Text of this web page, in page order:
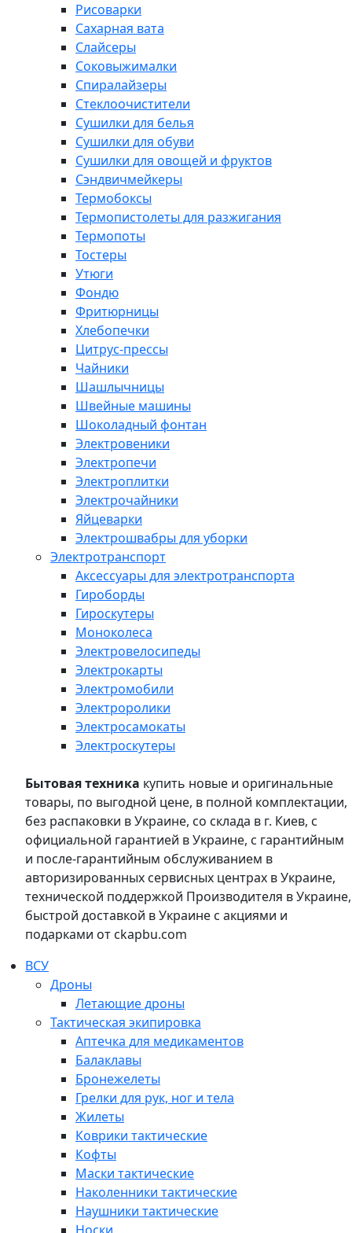
Рисоварки
Сахарная вата
Слайсеры
Соковыжималки
Спиралайзеры
Стеклоочистители
Сушилки для белья
Сушилки для обуви
Сушилки для овощей и фруктов
Сэндвичмейкеры
Термобоксы
Термопистолеты для разжигания
Термопоты
Тостеры
Утюги
Фондю
Фритюрницы
Хлебопечки
Цитрус-прессы
Чайники
Шашлычницы
Швейные машины
Шоколадный фонтан
Электровеники
Электропечи
Электроплитки
Электрочайники
Яйцеварки
Электрошвабры для уборки
Электротранспорт
Аксессуары для электротранспорта
Гироборды
Гироскутеры
Моноколеса
Электровелосипеды
Электрокарты
Электромобили
Электроролики
Электросамокаты
Электроскутеры
Бытовая техника купить новые и оригинальные
товары, по выгодной цене, в полной комплектации,
без распаковки в Украине, со склада в г. Киев, с
официальной гарантией в Украине, с гарантийным
и после-гарантийным обслуживанием в
авторизированных сервисных центрах в Украине,
технической поддержкой Производителя в Украине,
быстрой доставкой в Украине с акциями и
подарками от ckapbu.com
ВСУ
Дроны
Летающие дроны
Тактическая экипировка
Аптечка для медикаментов
Балаклавы
Бронежелеты
Грелки для рук, ног и тела
Жилеты
Коврики тактические
Кофты
Маски тактические
Наколенники тактические
Наушники тактические